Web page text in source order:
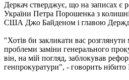
Деркач стверджує, що на записах є
України Петра Порошенка з
США Джо Байденом і главою
"Хотів би закликати вас
проблеми заміни генерального
він, на мій погляд, заблокував
генпрокуратури", - говорить нібито